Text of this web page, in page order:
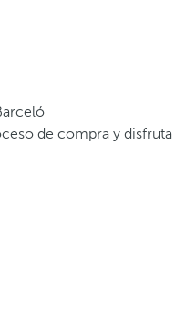
de compra y disfruta